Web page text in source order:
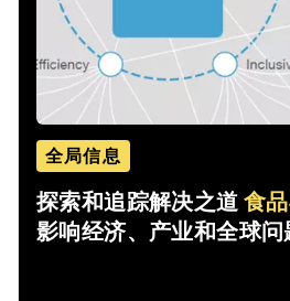
全局信息
探索和追踪解决之道食
影响经济、产业和全球问